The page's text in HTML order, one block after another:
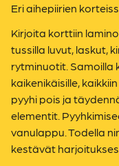
Eri aihepiirien
Kirjoita korttiin
tussilla luvut, laskut,
rytminuotit. Samoilla
kaikenikäisille,
pyyhi pois ja
elementit.
vanulappu. Todella
kestävät